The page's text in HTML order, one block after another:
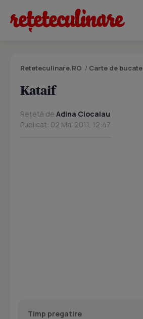
Reteteculinare.RO / Carte de bucate
Kataif
Rețetă de Adina Ciocalau
Publicat: 02 Mai 2011, 12:47
Timp pregatire